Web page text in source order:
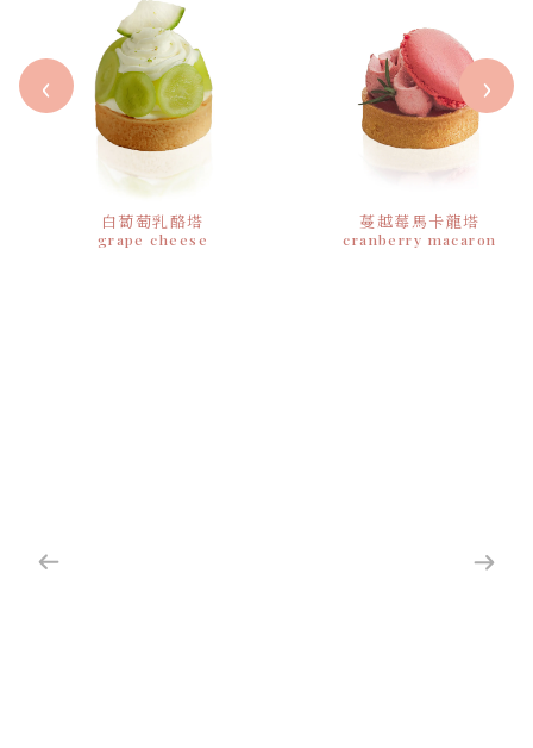
‹ ›
白蔔萄乳酪塔
grape cheese
蔓越莓馬卡龍塔
cranberry macaron